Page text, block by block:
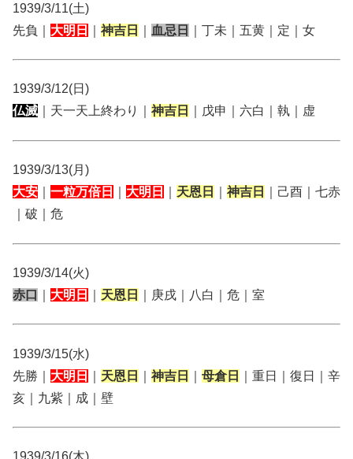
1939/3/11(土)
先負｜ 大明日 神吉日 血忌日 ｜丁未｜五黄｜定｜女
1939/3/12(日)
仏滅 ｜天一天上終わり｜ 神吉日 ｜戊申｜六白｜執｜虚
1939/3/13(月)
大安
一粒万倍日 大明日 天恩日 神吉日
｜己酉｜七赤
｜破｜危
1939/3/14(火)
赤口
大明日 天恩日 ｜庚戌｜八白｜危｜室
1939/3/15(水)
先勝｜ 大明日 天恩日 神吉日 母倉日
｜重日｜復日｜辛
亥｜九紫｜成｜壁